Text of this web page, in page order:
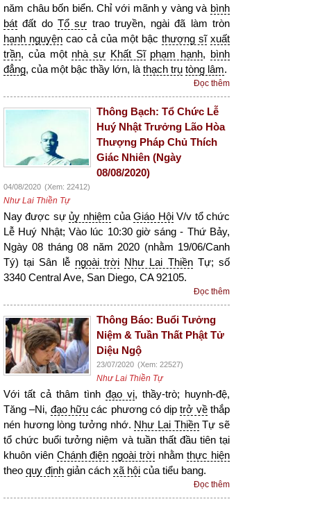
năm châu bốn biển. Chỉ với mãnh y vàng và bình
bát đất do Tổ sư trao truyền, ngài đã làm tròn
hạnh nguyện cao cả của một bậc thượng sĩ xuất
trần, của một nhà sư Khất Sĩ phạm hạnh, bình
đẳng, của một bậc thầy lớn, là thạch trụ tòng lâm.
Đọc thêm
Thông Bạch: Tổ Chức Lễ
Huý Nhật Trưởng Lão Hòa
Thượng Pháp Chủ Thích
Giác Nhiên (Ngày
08/08/2020)
04/08/2020 (Xem: 22412)
Như Lai Thiền Tự
Nay được sự ủy nhiệm củaGiáo HộiV/v tổ chức
Lễ Huý Nhật; Vào lúc 10:30 giờ sáng - Thứ Bảy,
Ngày 08 tháng 08 năm 2020 (nhằm 19/06/Canh
Tý) tại Sân lễ ngoài trời Như Lai ThiềnTự; số
3340 Central Ave, San Diego, CA 92105.
Đọc thêm
Thông Báo: Buổi Tưởng
Niệm & Tuần Thất Phật Tử
Diệu Ngộ
23/07/2020 (Xem: 22527)
Như Lai Thiền Tự
Với tất cả thâm tình đạo vị, thầy-trò; huynh-đệ,
Tăng –Ni, đạo hữucác phương có dịptrở vềthắp
nén hương lòng tưởng nhớ. Như Lai ThiềnTự sẽ
tổ chức buổi tưởng niệm và tuần thất đầu tiên tại
khuôn viên Chánh điện ngoài trờinhằmthực hiện
theo quy định giản cách xã hội của tiểu bang.
Đọc thêm